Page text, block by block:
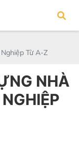
Từ A-Z
NHÀ